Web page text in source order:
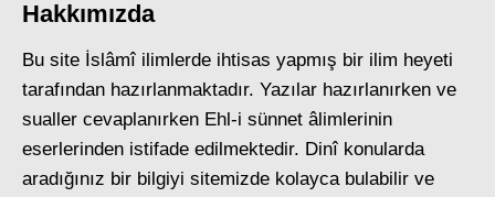
Hakkımızda
Bu site İslâmî ilimlerde ihtisas yapmış bir ilim heyeti
tarafından hazırlanmaktadır. Yazılar hazırlanırken ve
sualler cevaplanırken Ehl-i sünnet âlimlerinin
eserlerinden istifade edilmektedir. Dinî konularda
aradığınız bir bilgiyi sitemizde kolayca bulabilir ve